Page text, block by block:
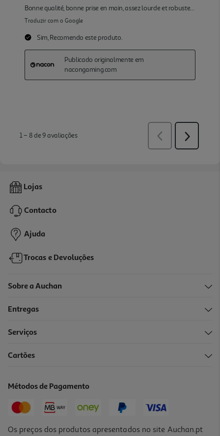
Lojas
Contacto
Ajuda
Trocas e Devoluções
Sobre a Auchan
Entregas
Serviços
Cartões
Métodos de Pagamento
Os preços dos produtos apresentados no site Auchan.pt